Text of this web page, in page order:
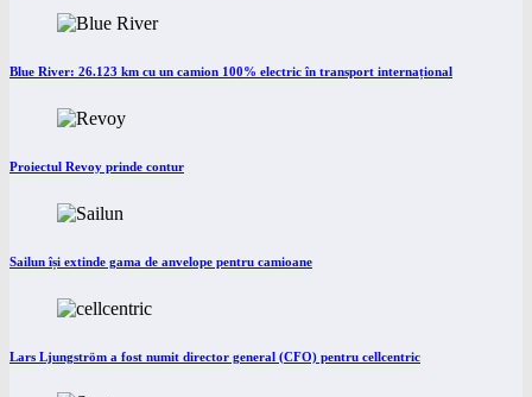
Blue River: 26.123 km cu un camion 100% electric în transport internațional
Proiectul Revoy prinde contur
Sailun își extinde gama de anvelope pentru camioane
Lars Ljungström a fost numit director general (CFO) pentru cellcentric